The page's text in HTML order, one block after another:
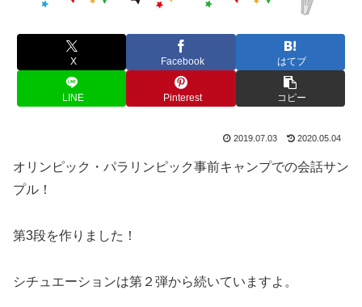
X Facebook はてブ
LINE Pinterest コピー
2019.07.03 2020.05.04
オリンピック・パラリンピック事前キャンプでの会話サン
プル！
第3段を作りました！
シチュエーションは第２弾から続いていますよ。